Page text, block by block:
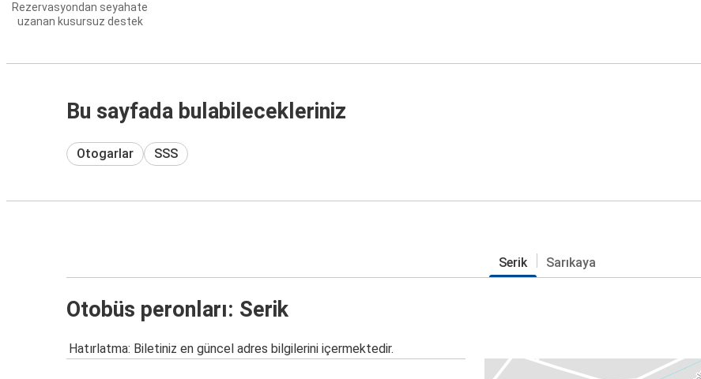
Rezervasyondan seyahate
uzanan kusursuz destek
Bu sayfada bulabilecekleriniz
Otogarlar SSS
Serik Sarıkaya
Otobüs peronları: Serik
Hatırlatma: Biletiniz en güncel adres bilgilerini içermektedir.